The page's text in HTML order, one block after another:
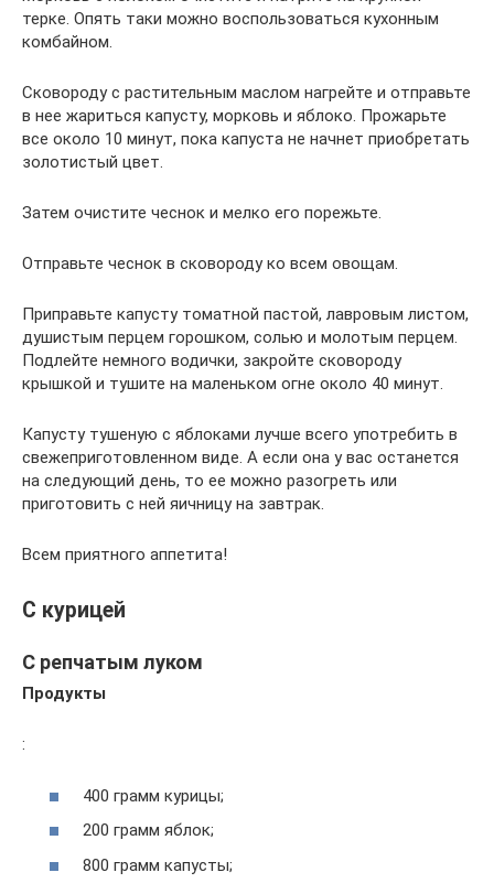
терке. Опять таки можно воспользоваться кухонным
комбайном.
Сковороду с растительным маслом нагрейте и отправьте
в нее жариться капусту, морковь и яблоко. Прожарьте
все около 10 минут, пока капуста не начнет приобретать
золотистый цвет.
Затем очистите чеснок и мелко его порежьте.
Отправьте чеснок в сковороду ко всем овощам.
Приправьте капусту томатной пастой, лавровым листом,
душистым перцем горошком, солью и молотым перцем.
Подлейте немного водички, закройте сковороду
крышкой и тушите на маленьком огне около 40 минут.
Капусту тушеную с яблоками лучше всего употребить в
свежеприготовленном виде. А если она у вас останется
на следующий день, то ее можно разогреть или
приготовить с ней яичницу на завтрак.
Всем приятного аппетита!
С курицей
С репчатым луком
Продукты
:
400 грамм курицы;
200 грамм яблок;
800 грамм капусты;